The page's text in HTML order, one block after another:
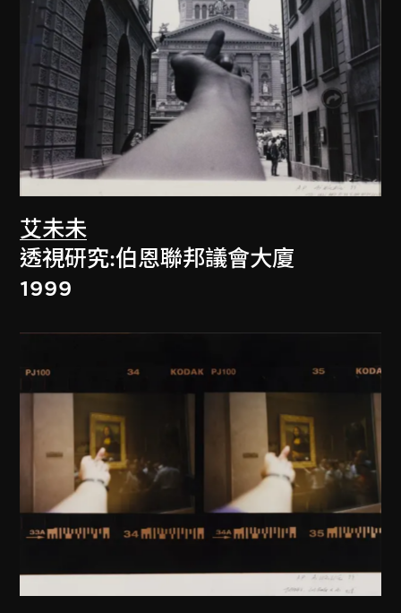
艾未未
透視研究:伯恩聯邦議會大廈
1999